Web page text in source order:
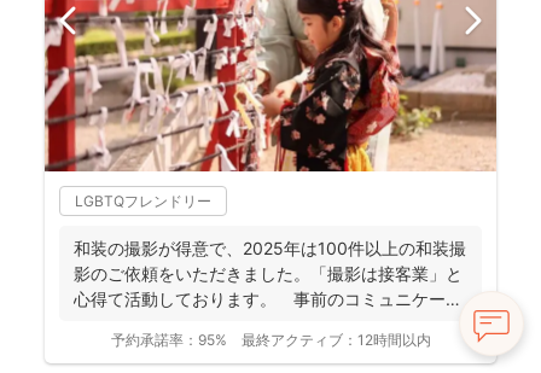
LGBTQフレンドリー
和装の撮影が得意で、2025年は100件以上の和装撮
影のご依頼をいただきました。「撮影は接客業」と
心得て活動しております。 事前のコミュニケーシ
予約承諾率： 95% 最終アクティブ： 12時間以内